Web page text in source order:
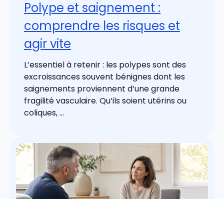
Polype et saignement :
comprendre les risques et
agir vite
L’essentiel à retenir : les polypes sont des
excroissances souvent bénignes dont les
saignements proviennent d’une grande
fragilité vasculaire. Qu’ils soient utérins ou
coliques, ...